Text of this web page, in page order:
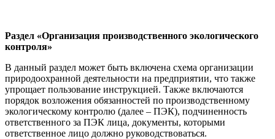
Раздел «Организация производственного экологического
контроля»
В данный раздел может быть включена схема организации
природоохранной деятельности на предприятии, что также
упрощает пользование инструкцией. Также включаются
порядок возложения обязанностей по производственному
экологическому контролю (далее – ПЭК), подчиненность
ответственного за ПЭК лица, документы, которыми
ответственное лицо должно руководствоваться.